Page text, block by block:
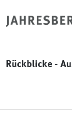
Rückblicke -